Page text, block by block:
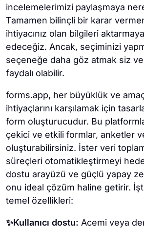
incelemelerimizi paylaşmaya
Tamamen bilinçli bir karar
ihtiyacınız olan bilgileri
edeceğiz. Ancak, seçiminizi
seçeneğe daha göz atmak siz
faydalı olabilir.
forms.app, her büyüklük ve
ihtiyaçlarını karşılamak için
form oluşturucudur. Bu
çekici ve etkili formlar, anketler
oluşturabilirsiniz. İster veri
süreçleri otomatikleştirmeyi
dostu arayüzü ve güçlü yapay
onu ideal çözüm haline getirir.
temel özellikleri:
✨Kullanıcı dostu: Acemi veya